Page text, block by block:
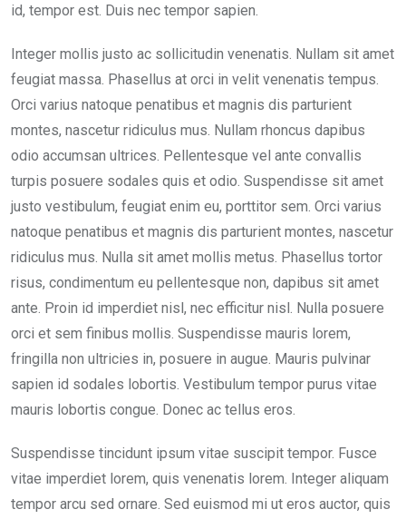
id, tempor est. Duis nec tempor sapien.
Integer mollis justo ac sollicitudin venenatis. Nullam sit amet
feugiat massa. Phasellus at orci in velit venenatis tempus.
Orci varius natoque penatibus et magnis dis parturient
montes, nascetur ridiculus mus. Nullam rhoncus dapibus
odio accumsan ultrices. Pellentesque vel ante convallis
turpis posuere sodales quis et odio. Suspendisse sit amet
justo vestibulum, feugiat enim eu, porttitor sem. Orci varius
natoque penatibus et magnis dis parturient montes, nascetur
ridiculus mus. Nulla sit amet mollis metus. Phasellus tortor
risus, condimentum eu pellentesque non, dapibus sit amet
ante. Proin id imperdiet nisl, nec efficitur nisl. Nulla posuere
orci et sem finibus mollis. Suspendisse mauris lorem,
fringilla non ultricies in, posuere in augue. Mauris pulvinar
sapien id sodales lobortis. Vestibulum tempor purus vitae
mauris lobortis congue. Donec ac tellus eros.
Suspendisse tincidunt ipsum vitae suscipit tempor. Fusce
vitae imperdiet lorem, quis venenatis lorem. Integer aliquam
tempor arcu sed ornare. Sed euismod mi ut eros auctor, quis